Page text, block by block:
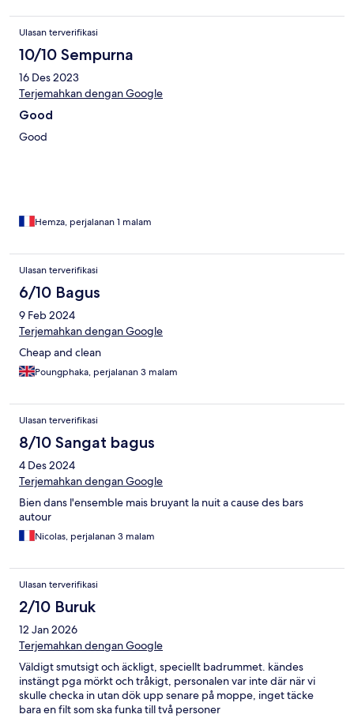
Ulasan terverifikasi
10/10 Sempurna
16 Des 2023
Terjemahkan dengan Google
Good
Good
Hemza, perjalanan 1 malam
Ulasan terverifikasi
6/10 Bagus
9 Feb 2024
Terjemahkan dengan Google
Cheap and clean
Poungphaka, perjalanan 3 malam
Ulasan terverifikasi
8/10 Sangat bagus
4 Des 2024
Terjemahkan dengan Google
Bien dans l'ensemble mais bruyant la nuit a cause des bars
autour
Nicolas, perjalanan 3 malam
Ulasan terverifikasi
2/10 Buruk
12 Jan 2026
Terjemahkan dengan Google
Väldigt smutsigt och äckligt, speciellt badrummet. kändes
instängt pga mörkt och tråkigt, personalen var inte där när vi
skulle checka in utan dök upp senare på moppe, inget täcke
bara en filt som ska funka till två personer